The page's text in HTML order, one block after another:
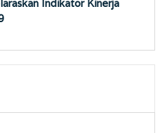
Indikator Kinerja